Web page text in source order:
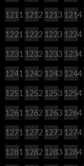
1211 1212 1213 1214
1221 1222 1223 1224
1231 1232 1233 1234
1241 1242 1243 1244
1251 1252 1253 1254
1261 1262 1263 1264
1271 1272 1273 1274
1281 1282 1283 1284